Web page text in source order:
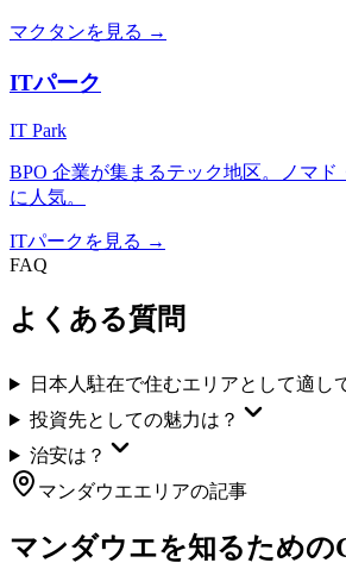
マクタンを見る →
ITパーク
IT Park
BPO 企業が集まるテック地区。ノマド
に人気。
ITパーク を見る →
FAQ
よくある質問
日本人駐在で住むエリアとして適し
投資先としての魅力は？
治安は？
マンダウエエリアの記事
マンダウエを知るための